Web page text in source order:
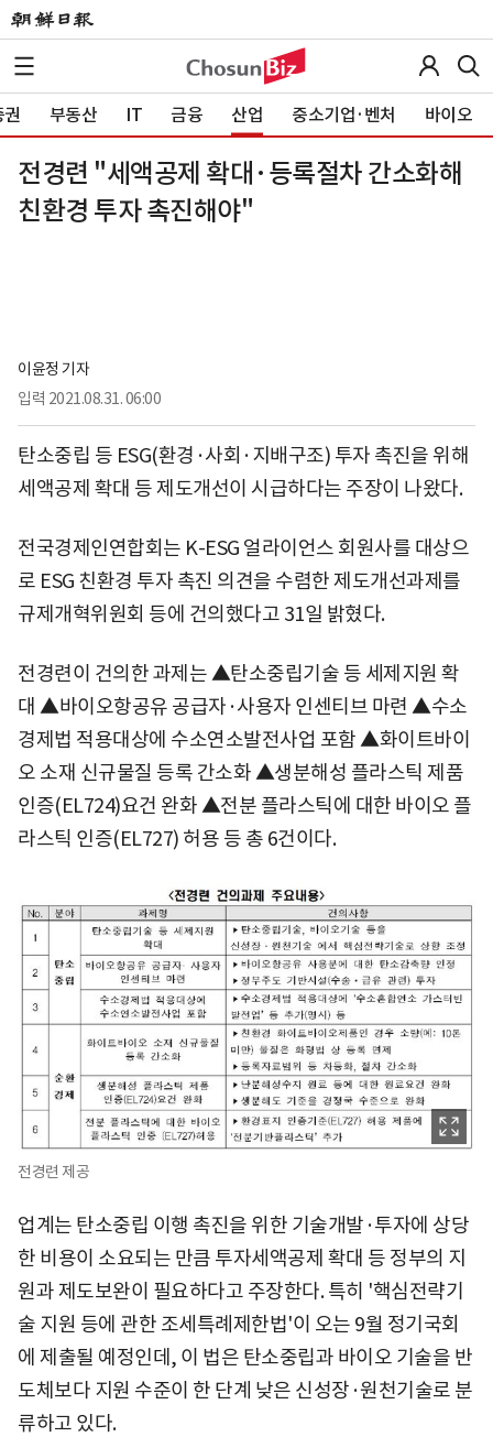
부동산 IT 금융 산업 중소기업·벤처 바이오
전경련 "세액공제 확대·등록절차 간소화해
친환경 투자 촉진해야"
이윤정 기자
입력 2021.08.31. 06:00
탄소중립 등 ESG(환경·사회·지배구조) 투자 촉진을 위해
세액공제 확대 등 제도개선이 시급하다는 주장이 나왔다.
전국경제인연합회는 K-ESG 얼라이언스 회원사를 대상으
로 ESG 친환경 투자 촉진 의견을 수렴한 제도개선과제를
규제개혁위원회 등에 건의했다고 31일 밝혔다.
전경련이 건의한 과제는 ▲탄소중립기술 등 세제지원 확
대 ▲바이오항공유 공급자·사용자 인센티브 마련 ▲수소
경제법 적용대상에 수소연소발전사업 포함 ▲화이트바이
오 소재 신규물질 등록 간소화 ▲생분해성 플라스틱 제품
인증(EL724)요건 완화 ▲전분 플라스틱에 대한 바이오 플
라스틱 인증(EL727) 허용 등 총 6건이다.
전경련 제공
업계는 탄소중립 이행 촉진을 위한 기술개발·투자에 상당
한 비용이 소요되는 만큼 투자세액공제 확대 등 정부의 지
원과 제도보완이 필요하다고 주장한다. 특히 '핵심전략기
술 지원 등에 관한 조세특례제한법'이 오는 9월 정기국회
에 제출될 예정인데, 이 법은 탄소중립과 바이오 기술을 반
도체보다 지원 수준이 한 단계 낮은 신성장·원천기술로 분
류하고 있다.